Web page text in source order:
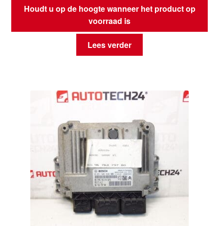
Houdt u op de hoogte wanneer het product op
voorraad is
Lees verder